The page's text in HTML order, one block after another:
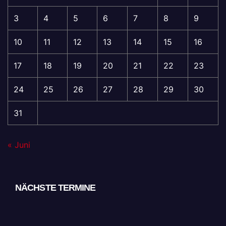
3 4 5 6 7 8 9
10 11 12 13 14 15 16
17 18 19 20 21 22 23
24 25 26 27 28 29 30
31
« Juni
NÄCHSTE TERMINE